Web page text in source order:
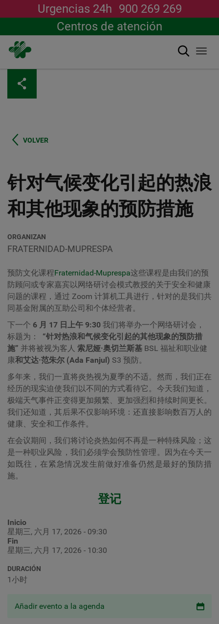
主
Urgencias 24h 900 269 269
Centros de atención
搜索
VOLVER
针对气候变化引起的热浪
和其他现象的预防措施
ORGANIZAN
FRATERNIDAD-MUPRESPA
预防文化课程Fraternidad-Muprespa这些课程是由我们的预
防顾问或专家嘉宾以网络研讨会模式教授的关于安全和健康
问题的课程，通过 Zoom 计算机工具进行，针对的是我们共
同基金附属的互助公司和个体经营者。
下一个 6 月 17 日上午 9:30 我们将举办一个网络研讨会，
标题为： “针对热浪和气候变化引起的其他现象的预防措
施” 并将被视为客人 索尼娅·奥切兰斯基 BSL 福祉和职业健
康和艾达·范朱尔 (Ada Fanjul) S3 预防。
多年来，我们一直将炎热视为夏季的不适。然而，我们正在
经历的现实迫使我们以不同的方式看待它。今天我们知道，
极端天气事件正变得更加频繁、更加强烈和持续时间更长。
我们还知道，其后果不仅影响环境：还直接影响数百万人的
健康、安全和工作条件。
在会议期间，我们将讨论炎热如何不再是一种特殊风险；这
是一种职业风险，我们必须学会预防性管理。因为在今天一
如既往，在紧急情况发生前做好准备仍然是最好的预防措
施。
登记
Inicio
星期三, 六月 17, 2026 - 09:30
Fin
星期三, 六月 17, 2026 - 10:30
DURACIÓN
1小时
Añadir evento a la agenda